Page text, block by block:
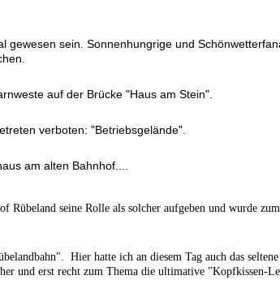
gewesen sein. Sonnenhungrige und
auf der Brücke "Haus am Stein".
verboten: "Betriebsgelände".
am alten Bahnhof....
seine Rolle als solcher aufgeben und wurde
Hier hatte ich an diesem Tag auch das
und erst recht zum Thema die ultimative "Kopfkissen-